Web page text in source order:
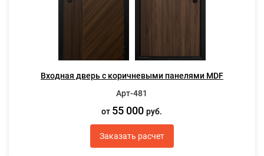
Входная дверь с коричневыми панелями MDF
Арт-481
от 55 000руб.
Заказать расчет